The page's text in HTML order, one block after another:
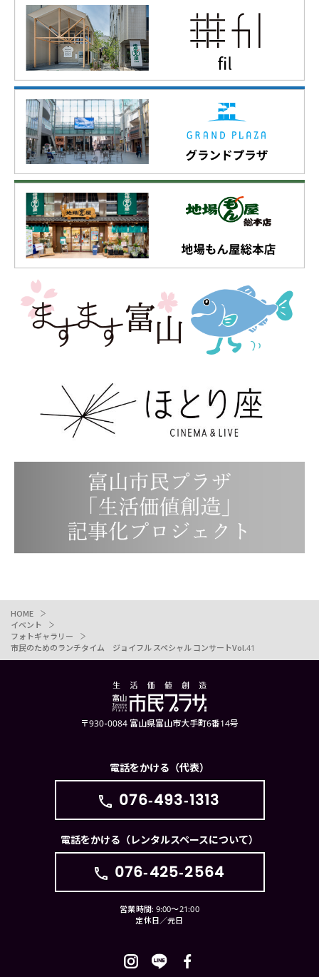
HOME
イベント
フォトギャラリー
市民のためのランチタイム ジョイフル スペシャル コンサートVol.41
〒930-0084 富山県富山市大手町6番14号
電話をかける（代表）
076-493-1313
電話をかける（レンタルスペースについて）
076-425-2564
営業時間: 9:00〜21:00
定休日／元日